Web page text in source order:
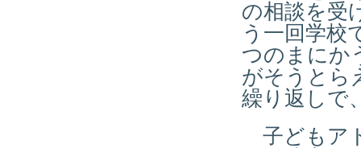
の相談を受
う一回学校
つのまにか
がそうとら
繰り返しで
子どもア